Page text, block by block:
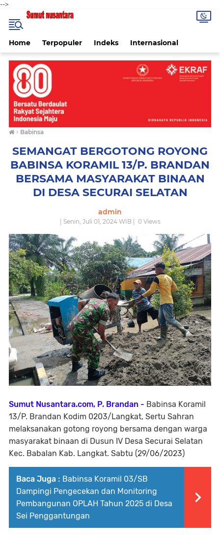
-->
Home Terpopuler Indeks Internasional
› Babinsa
SEMANGAT BERGOTONG ROYONG
BABINSA KORAMIL 13/P. BRANDAN
BERSAMA MASYARAKAT BINAAN
DI DESA SECURAI SELATAN
admin
| Senin, Juli 01, 2024 WIB | 0Views
Sumut Nusantara.com, P. Brandan - Babinsa Koramil
13/P. Brandan Kodim 0203/Langkat, Sertu Sahran
melaksanakan gotong royong bersama dengan warga
masyarakat binaan di Dusun IV Desa Securai Selatan
Kec. Babalan Kab. Langkat. Sabtu (29/06/2023)
Baca Juga : Babinsa Koramil 03/SB
Dampingi Pengecekan dan Monitoring
Pembangunan OPLAH Tahun 2025 di Desa
Sei Penggantungan